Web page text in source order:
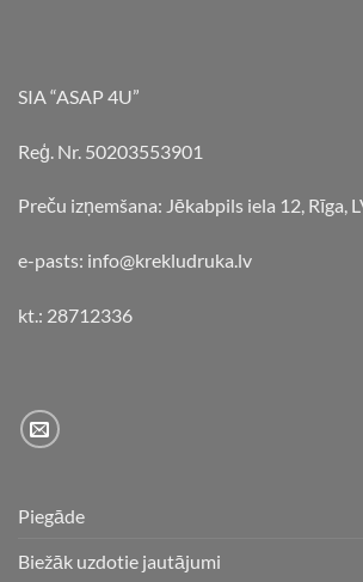
SIA “ASAP 4U”
Reģ. Nr. 50203553901
Preču izņemšana: Jēkabpils iela 12, Rīga,
e-pasts: info@krekludruka.lv
kt.: 28712336
Piegāde
Biežāk uzdotie jautājumi